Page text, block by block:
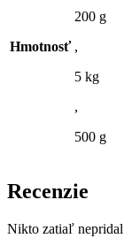
Hmotnosť
200 g
,
5 kg
,
500 g
Recenzie
Nikto zatiaľ nepridal